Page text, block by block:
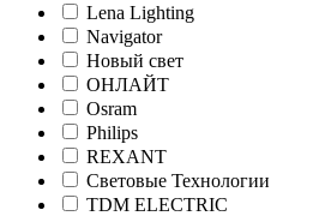
Lena Lighting
Navigator
Новый свет
ОНЛАЙТ
Osram
Philips
REXANT
Световые Технологии
TDM ELECTRIC